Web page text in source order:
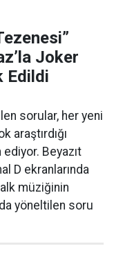
Joker
Edildi
sorular, her yeni
araştırdığı
Beyazıt
D ekranlarında
müziğinin
yöneltilen soru